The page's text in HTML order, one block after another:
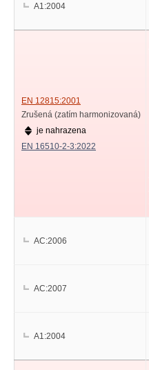
A1:2004
EN 12815:2001
Zrušená (zatím harmonizovaná)
je nahrazena
EN 16510-2-3:2022
AC:2006
AC:2007
A1:2004